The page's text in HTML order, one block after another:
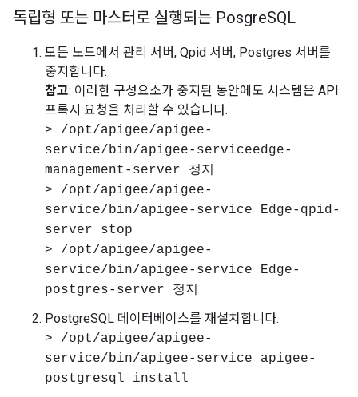
독립형 또는 마스터로 실행되는 PosgreSQL
모든 노드에서 관리 서버, Qpid 서버, Postgres 서버를
중지합니다.
참고: 이러한 구성요소가 중지된 동안에도 시스템은 API
프록시 요청을 처리할 수 있습니다.
> /opt/apigee/apigee-
service/bin/apigee-serviceedge-
management-server 정지
> /opt/apigee/apigee-
service/bin/apigee-service Edge-qpid-
server stop
> /opt/apigee/apigee-
service/bin/apigee-service Edge-
postgres-server 정지
PostgreSQL 데이터베이스를 재설치합니다.
> /opt/apigee/apigee-
service/bin/apigee-service apigee-
postgresql install